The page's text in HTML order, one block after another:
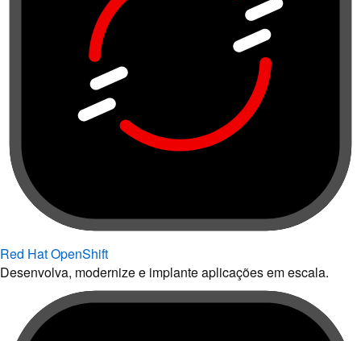
Red Hat OpenShift
Desenvolva, modernize e implante aplicações em escala.